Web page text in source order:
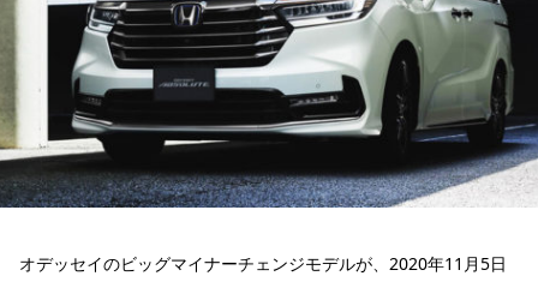
オデッセイのビッグマイナーチェンジモデルが、2020年11月5日